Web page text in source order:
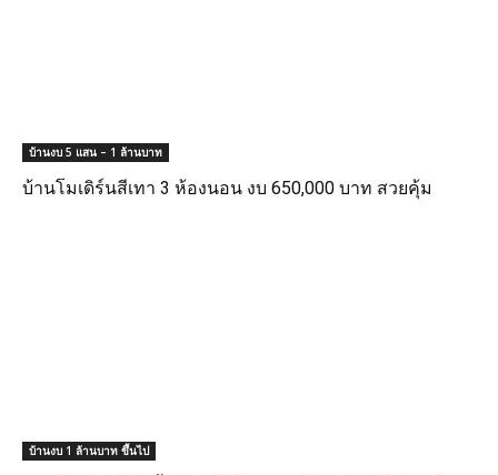
บ้านงบ 5 แสน – 1 ล้านบาท
บ้านโมเดิร์นสีเทา 3 ห้องนอน งบ 650,000 บาท สวยคุ้ม
บ้านงบ 1 ล้านบาท ขึ้นไป